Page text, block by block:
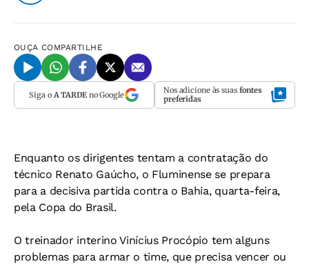
OUÇA COMPARTILHE
Siga o A TARDEno Google Nos adicione às suas fontes
preferidas
Enquanto os dirigentes tentam a contratação do
técnico Renato Gaúcho, o Fluminense se prepara
para a decisiva partida contra o Bahia, quarta-feira,
pela Copa do Brasil.
O treinador interino Vinícius Procópio tem alguns
problemas para armar o time, que precisa vencer ou